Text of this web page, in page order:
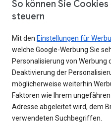
So können Sie
steuern
Mit den Einstellungen für
welche Google-Werbung Sie
Personalisierung von Werbung
Deaktivierung der
möglicherweise weiterhin
Faktoren wie Ihrem
Adresse abgeleitet wird, dem
verwendeten Suchbegriffen.